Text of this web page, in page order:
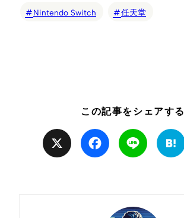
Nintendo Switch 任天堂
この記事をシェアする
Facebook Line